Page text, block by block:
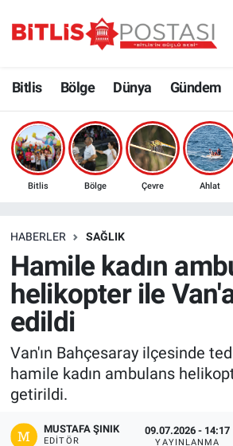
Bitlis Bölge Dünya Gündem
Bitlis Bölge Çevre Ahlat
HABERLER SAĞLIK
Hamile kadın
helikopter ile
edildi
Van'ın Bahçesaray ilçesinde
hamile kadın ambulans
getirildi.
MUSTAFA ŞINIK
EDITÖR
09.07.2026 - 14:17
YAYINLANMA
Bölge
Çevre
Eğitim
Ekonomi
Genel
Gündem
Kültür-Sanat
Bitlis Trafik Yoğunluk Haritası
Süper Lig Puan Durumu ve
Son Dakika Haberleri
Haber Arşivi